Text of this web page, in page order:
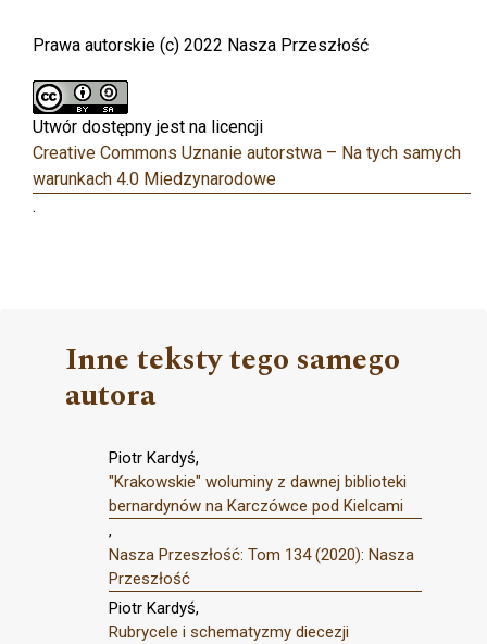
Prawa autorskie (c) 2022 Nasza Przeszłość
Utwór dostępny jest na licencji
Creative Commons Uznanie autorstwa – Na tych samych
warunkach 4.0 Miedzynarodowe
.
Inne teksty tego samego
autora
Piotr Kardyś,
"Krakowskie" woluminy z dawnej biblioteki
bernardynów na Karczówce pod Kielcami
,
Nasza Przeszłość: Tom 134 (2020): Nasza
Przeszłość
Piotr Kardyś,
Rubrycele i schematyzmy diecezji